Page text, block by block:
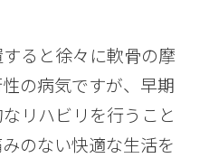
ると徐々に軟骨の摩
の病気ですが、早期
リハビリを行うこと
のない快適な生活を